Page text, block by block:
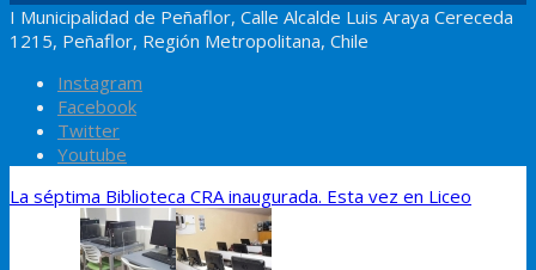
I Municipalidad de Peñaflor, Calle Alcalde Luis Araya Cereceda
1215, Peñaflor, Región Metropolitana, Chile
Instagram
Facebook
Twitter
Youtube
La séptima Biblioteca CRA inaugurada. Esta vez en Liceo